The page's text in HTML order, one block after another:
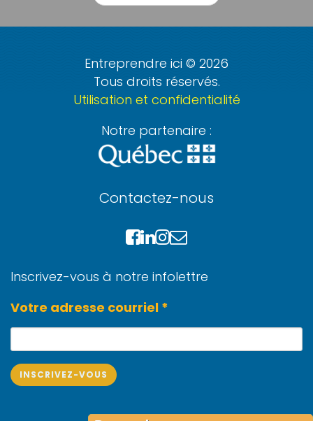
Entreprendre ici © 2026
Tous droits réservés.
Utilisation et confidentialité
Notre partenaire :
Contactez-nous
Inscrivez-vous à notre infolettre
Votre adresse courriel *